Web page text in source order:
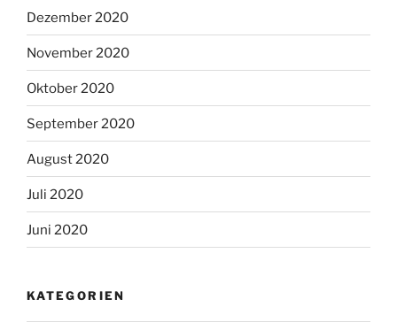
Dezember 2020
November 2020
Oktober 2020
September 2020
August 2020
Juli 2020
Juni 2020
KATEGORIEN